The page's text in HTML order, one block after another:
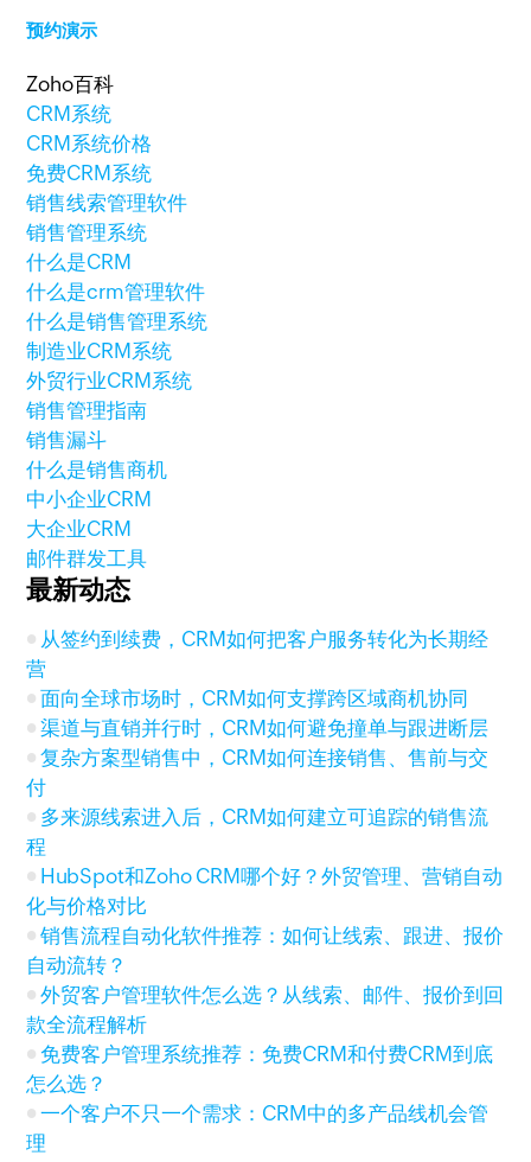
预约演示
Zoho百科
CRM系统
CRM系统价格
免费CRM系统
销售线索管理软件
销售管理系统
什么是CRM
什么是crm管理软件
什么是销售管理系统
制造业CRM系统
外贸行业CRM系统
销售管理指南
销售漏斗
什么是销售商机
中小企业CRM
大企业CRM
邮件群发工具
最新动态
从签约到续费，CRM如何把客户服务转化为长期经
营
面向全球市场时，CRM如何支撑跨区域商机协同
渠道与直销并行时，CRM如何避免撞单与跟进断层
复杂方案型销售中，CRM如何连接销售、售前与交
付
多来源线索进入后，CRM如何建立可追踪的销售流
程
HubSpot和Zoho CRM哪个好？外贸管理、营销自动
化与价格对比
销售流程自动化软件推荐：如何让线索、跟进、报价
自动流转？
外贸客户管理软件怎么选？从线索、邮件、报价到回
款全流程解析
免费客户管理系统推荐：免费CRM和付费CRM到底
怎么选？
一个客户不只一个需求：CRM中的多产品线机会管
理